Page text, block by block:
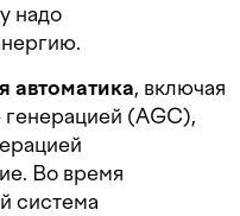
надо
автоматика, включая
генерацией (AGC),
Во время
система